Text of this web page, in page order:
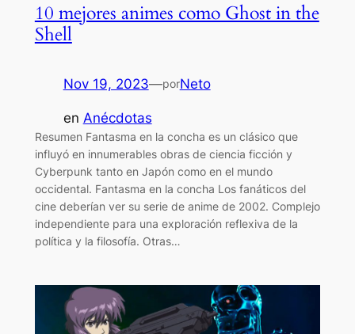
10 mejores animes como Ghost in the
Shell
Nov 19, 2023—porNeto
en Anécdotas
Resumen Fantasma en la concha es un clásico que
influyó en innumerables obras de ciencia ficción y
Cyberpunk tanto en Japón como en el mundo
occidental. Fantasma en la concha Los fanáticos del
cine deberían ver su serie de anime de 2002. Complejo
independiente para una exploración reflexiva de la
política y la filosofía. Otras…